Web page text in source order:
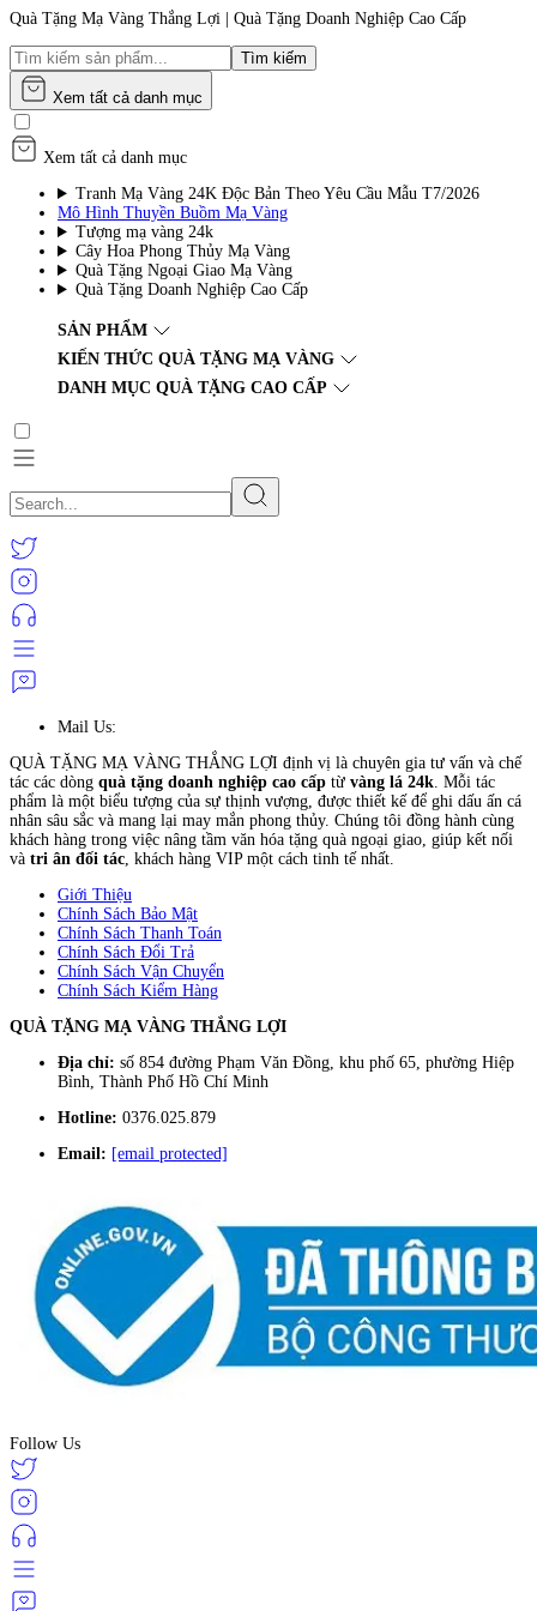
Quà Tặng Mạ Vàng Thắng Lợi | Quà Tặng Doanh Nghiệp Cao Cấp
Tìm kiếm
Xem tất cả danh mục
Xem tất cả danh mục
Tranh Mạ Vàng 24K Độc Bản Theo Yêu Cầu Mẫu T7/2026
Mô Hình Thuyền Buồm Mạ Vàng
Tượng mạ vàng 24k
Cây Hoa Phong Thủy Mạ Vàng
Quà Tặng Ngoại Giao Mạ Vàng
Quà Tặng Doanh Nghiệp Cao Cấp
SẢN PHẨM
KIẾN THỨC QUÀ TẶNG MẠ VÀNG
DANH MỤC QUÀ TẶNG CAO CẤP
Mail Us:
QUÀ TẶNG MẠ VÀNG THẮNG LỢI định vị là chuyên gia tư vấn và chế
tác các dòng quà tặng doanh nghiệp cao cấp từ vàng lá 24k. Mỗi tác
phẩm là một biểu tượng của sự thịnh vượng, được thiết kế để ghi dấu ấn cá
nhân sâu sắc và mang lại may mắn phong thủy. Chúng tôi đồng hành cùng
khách hàng trong việc nâng tầm văn hóa tặng quà ngoại giao, giúp kết nối
và tri ân đối tác, khách hàng VIP một cách tinh tế nhất.
Giới Thiệu
Chính Sách Bảo Mật
Chính Sách Thanh Toán
Chính Sách Đổi Trả
Chính Sách Vận Chuyển
Chính Sách Kiểm Hàng
QUÀ TẶNG MẠ VÀNG THẮNG LỢI
Địa chỉ: số 854 đường Phạm Văn Đồng, khu phố 65, phường Hiệp
Bình, Thành Phố Hồ Chí Minh
Hotline: 0376.025.879
Email: [email protected]
Follow Us